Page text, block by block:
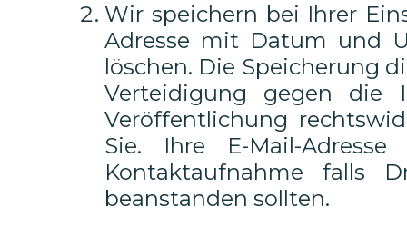
Wir speichern bei Ihrer
Adresse mit Datum und
löschen. Die Speicherung
Verteidigung gegen die
Veröffentlichung
Sie. Ihre E-Mail-
Kontaktaufnahme falls
beanstanden sollten.